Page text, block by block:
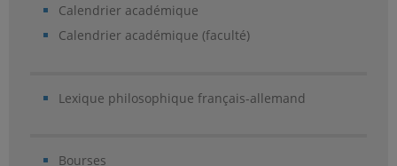
Calendrier académique
Calendrier académique (faculté)
Lexique philosophique français-allemand
Bourses